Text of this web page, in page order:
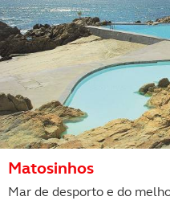
Matosinhos
Mar de desporto e do